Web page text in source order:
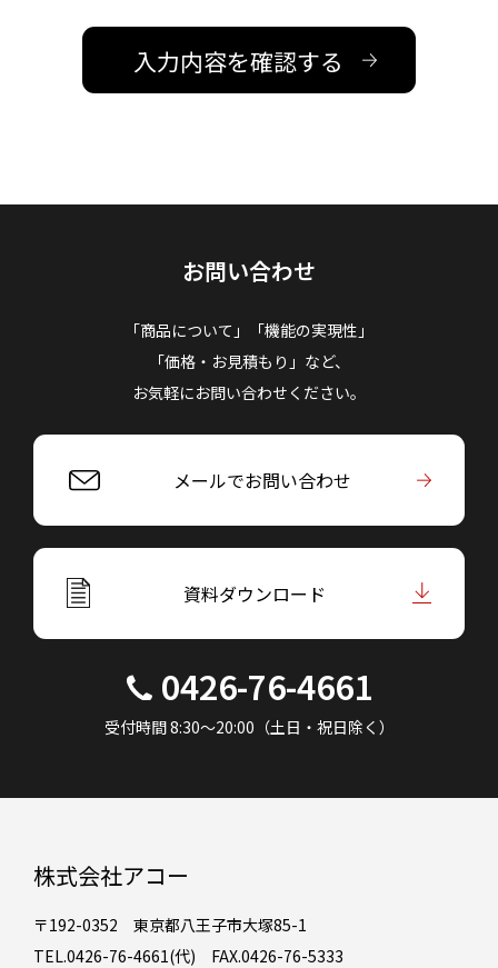
お問い合わせ
「商品について」「機能の実現性」
「価格・お見積もり」など、
お気軽にお問い合わせください。
メールでお問い合わせ
資料ダウンロード
0426-76-4661
受付時間 8:30～20:00（土日・祝日除く）
株式会社アコー
〒192-0352 東京都八王子市大塚85-1
TEL.0426-76-4661(代) FAX.0426-76-5333